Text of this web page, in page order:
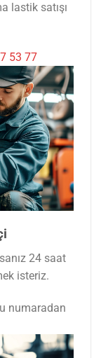
lastik satışı
53 77
24 saat
isteriz.
numaradan